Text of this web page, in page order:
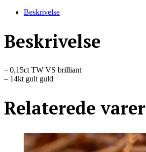
Beskrivelse
Beskrivelse
– 0,15ct TW VS brilliant
– 14kt gult guld
Relaterede varer